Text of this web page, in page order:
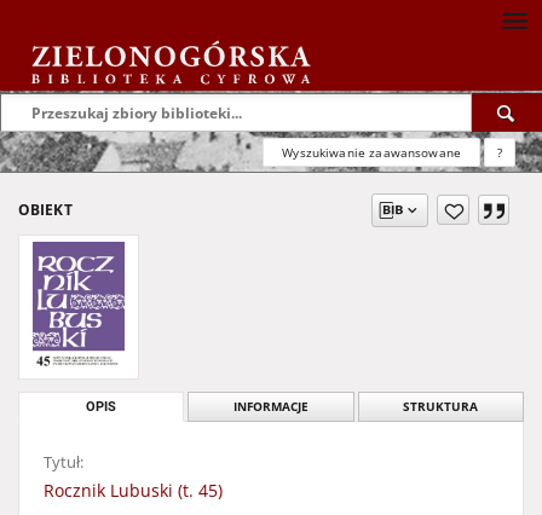
Wyszukiwanie zaawansowane ?
OBIEKT
OPIS INFORMACJE STRUKTURA
Tytuł:
Rocznik Lubuski (t. 45)